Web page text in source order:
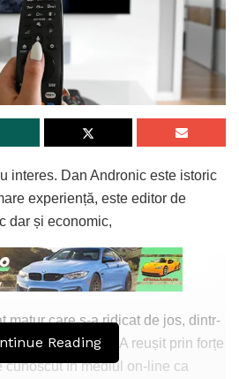
interes. Dan Andronic este istoric
experiență, este editor de
dar și economic,
matur care s-a ridicat de jos, dintr-
a Craiovei. A reușit prin forțe
cunoscut în mediul on-line ca
Reading